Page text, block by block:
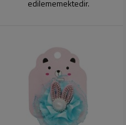
edilememektedir.